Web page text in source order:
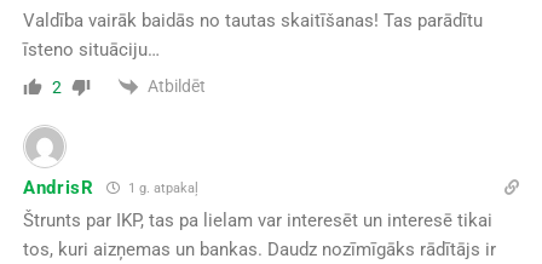
Valdība vairāk baidās no tautas skaitīšanas! Tas parādītu
īsteno situāciju…
2 Atbildēt
AndrisR 1 g. atpakaļ
Štrunts par IKP, tas pa lielam var interesēt un interesē tikai
tos, kuri aizņemas un bankas. Daudz nozīmīgāks rādītājs ir